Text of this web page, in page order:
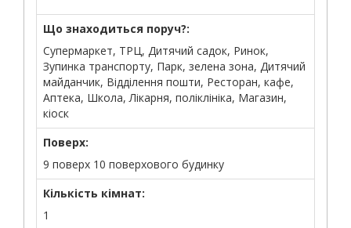
Що знаходиться поруч?:
Супермаркет, ТРЦ, Дитячий садок, Ринок,
Зупинка транспорту, Парк, зелена зона, Дитячий
майданчик, Відділення пошти, Ресторан, кафе,
Аптека, Школа, Лікарня, поліклініка, Магазин,
кіоск
Поверх:
9 поверх 10 поверхового будинку
Кількість кімнат:
1